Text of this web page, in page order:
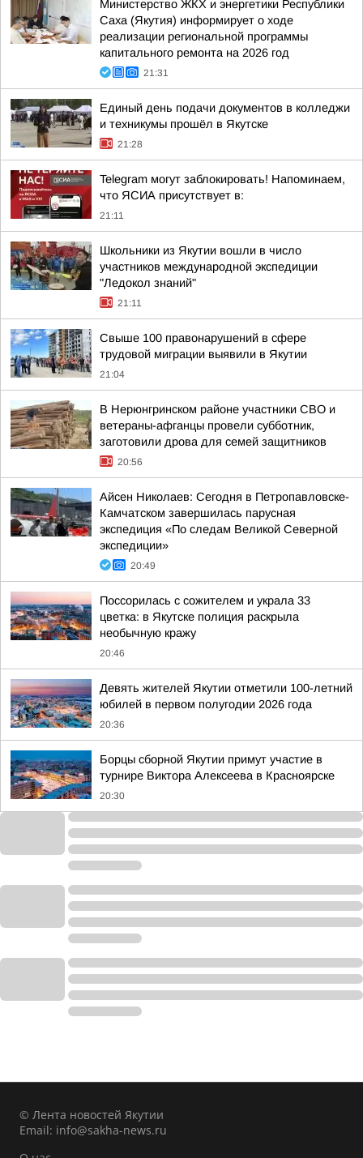
Министерство ЖКХ и энергетики Республики
Саха (Якутия) информирует о ходе
реализации региональной программы
капитального ремонта на 2026 год
21:31
Единый день подачи документов в колледжи
и техникумы прошёл в Якутске
21:28
Telegram могут заблокировать! Напоминаем,
что ЯСИА присутствует в:
21:11
Школьники из Якутии вошли в число
участников международной экспедиции
"Ледокол знаний"
21:11
Свыше 100 правонарушений в сфере
трудовой миграции выявили в Якутии
21:04
В Нерюнгринском районе участники СВО и
ветераны-афганцы провели субботник,
заготовили дрова для семей защитников
20:56
Айсен Николаев: Сегодня в Петропавловске-
Камчатском завершилась парусная
экспедиция «По следам Великой Северной
экспедиции»
20:49
Поссорилась с сожителем и украла 33
цветка: в Якутске полиция раскрыла
необычную кражу
20:46
Девять жителей Якутии отметили 100-летний
юбилей в первом полугодии 2026 года
20:36
Борцы сборной Якутии примут участие в
турнире Виктора Алексеева в Красноярске
20:30
© Лента новостей Якутии
Email: info@sakha-news.ru